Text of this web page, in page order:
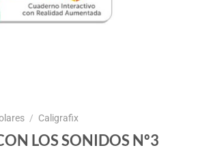
/ Caligrafix
LOS SONIDOS Nº3